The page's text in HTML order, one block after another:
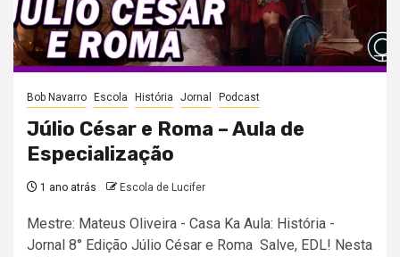
Bob Navarro Escola História Jornal Podcast
Júlio César e Roma – Aula de
Especialização
1 ano atrás Escola de Lucifer
Mestre: Mateus Oliveira - Casa Ka Aula: História -
Jornal 8° Edição Júlio César e Roma Salve, EDL! Nesta